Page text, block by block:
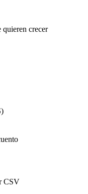
quieren crecer
CSV